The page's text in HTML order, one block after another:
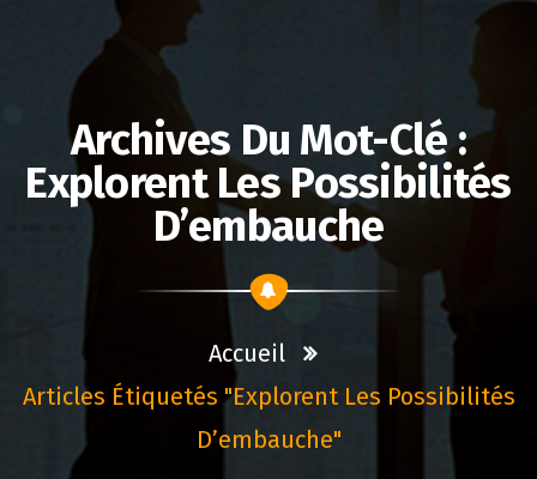
Archives Du Mot-Clé :
Explorent Les Possibilités
D’embauche
Accueil
Articles Étiquetés "explorent Les Possibilités
D’embauche"